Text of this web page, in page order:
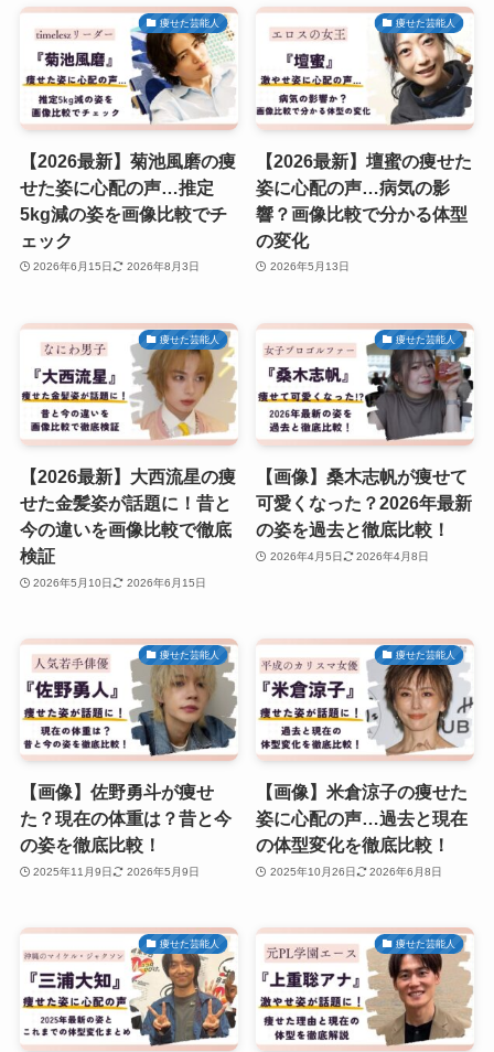
痩せた芸能人
【2026最新】菊池風磨の痩
せた姿に心配の声…推定
5kg減の姿を画像比較でチ
ェック
2026年6月15日 2026年8月3日
痩せた芸能人
【2026最新】壇蜜の痩せた
姿に心配の声…病気の影
響？画像比較で分かる体型
の変化
2026年5月13日
痩せた芸能人
【2026最新】大西流星の痩
せた金髪姿が話題に！昔と
今の違いを画像比較で徹底
検証
2026年5月10日 2026年6月15日
痩せた芸能人
【画像】桑木志帆が痩せて
可愛くなった？2026年最新
の姿を過去と徹底比較！
2026年4月5日 2026年4月8日
痩せた芸能人
【画像】佐野勇斗が痩せ
た？現在の体重は？昔と今
の姿を徹底比較！
2025年11月9日 2026年5月9日
痩せた芸能人
【画像】米倉涼子の痩せた
姿に心配の声…過去と現在
の体型変化を徹底比較！
2025年10月26日 2026年6月8日
痩せた芸能人 痩せた芸能人